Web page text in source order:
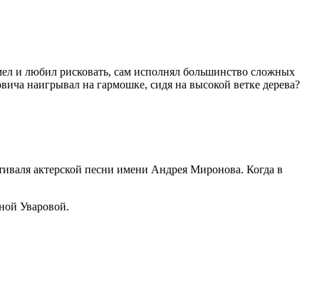
и любил рисковать, сам исполнял большинство сложных
наигрывал на гармошке, сидя на высокой ветке дерева?
актерской песни имени Андрея Миронова. Когда в
Уваровой.